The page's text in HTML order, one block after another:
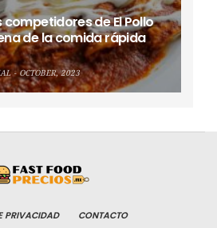
de El Pollo
de la comida rápida
OCTOBER, 2023
PRIVACIDAD CONTACTO